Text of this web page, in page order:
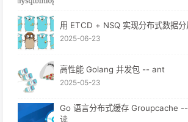
用 ETCD + NSQ 实现分布式数据
2025-06-23
高性能 Golang 并发包 -- ant
2025-05-23
Go 语言分布式缓存 Groupcache
读